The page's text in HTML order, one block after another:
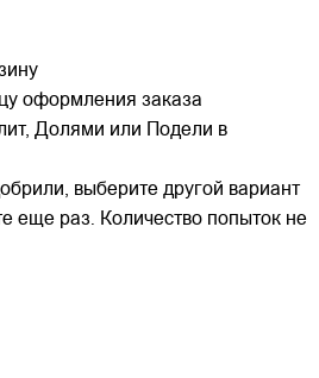
оформления заказа
Долями или Подели в
выберите другой вариант
еще раз. Количество попыток не